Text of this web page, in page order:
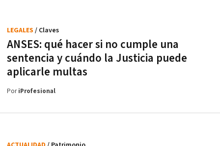
ANSES: qué hacer si no cumple una
sentencia y cuándo la Justicia puede
aplicarle multas
LEGALES / Claves
PoriProfesional